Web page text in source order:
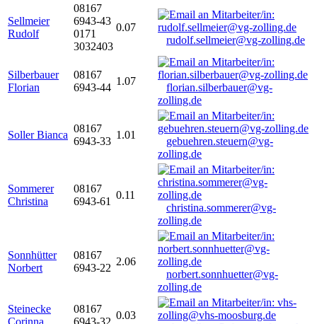
Sellmeier
Rudolf
08167
6943-43
0171
3032403
0.07
rudolf.sellmeier@vg-zolling.de
Silberbauer
Florian
08167
6943-44
1.07
florian.silberbauer@vg-
zolling.de
Soller Bianca
08167
6943-33
1.01
gebuehren.steuern@vg-
zolling.de
Sommerer
Christina
08167
6943-61
0.11
christina.sommerer@vg-
zolling.de
Sonnhütter
Norbert
08167
6943-22
2.06
norbert.sonnhuetter@vg-
zolling.de
Steinecke
08167
0.03